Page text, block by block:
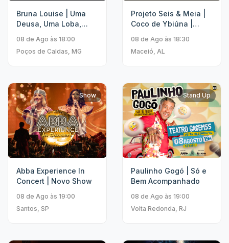
Bruna Louise | Uma
Deusa, Uma Loba,
08 de Ago às 18:00
Poços de Caldas, MG
Projeto Seis & Meia |
Coco de Ybiúna |
08 de Ago às 18:30
Maceió, AL
Show
Abba Experience In
Concert | Novo Show
08 de Ago às 19:00
Santos, SP
Stand Up
Paulinho Gogó | Só e
Bem Acompanhado
08 de Ago às 19:00
Volta Redonda, RJ